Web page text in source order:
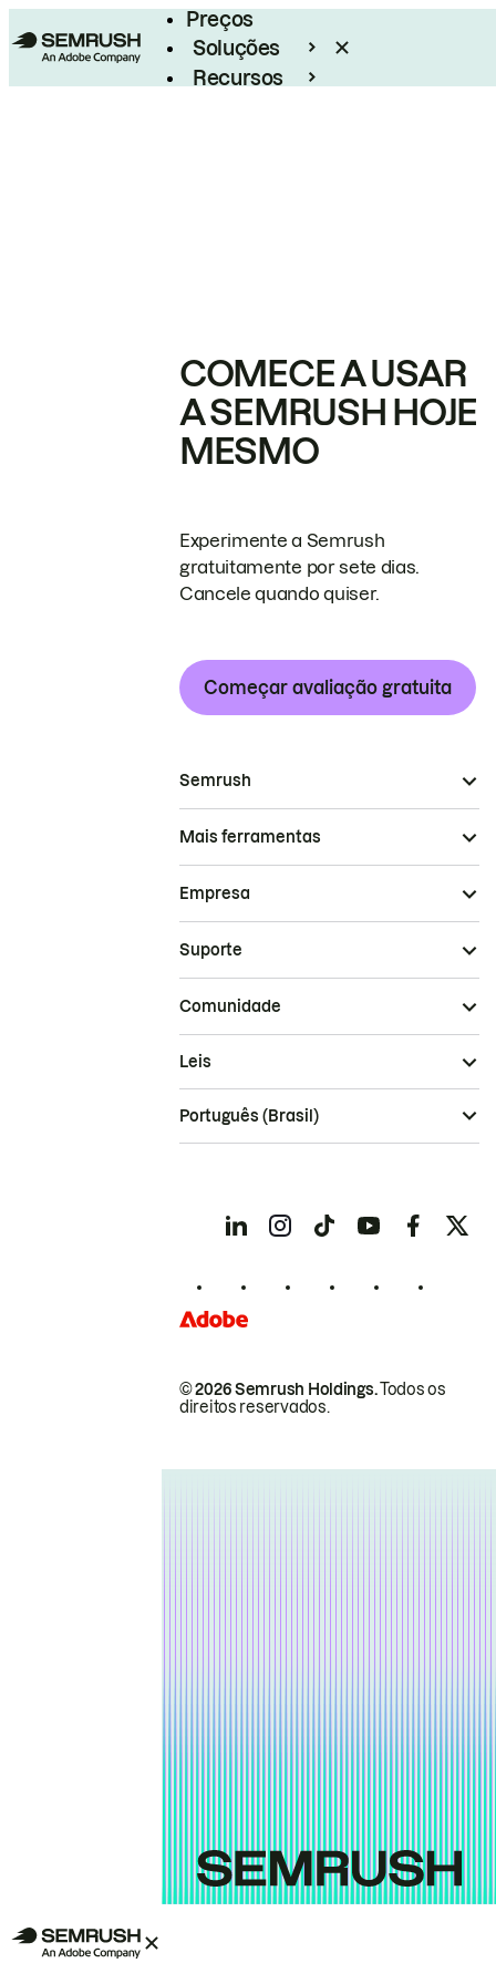
Preços
Soluções
Recursos
COMECE A USAR
A SEMRUSH HOJE
MESMO
Experimente a Semrush
gratuitamente por sete dias.
Cancele quando quiser.
Começar avaliação gratuita
Semrush
Mais ferramentas
Empresa
Suporte
Comunidade
© 2026 Semrush Holdings.Todos os
direitos reservados.
Leis
Português (Brasil)